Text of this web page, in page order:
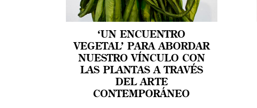
‘UN ENCUENTRO
VEGETAL’ PARA ABORDAR
NUESTRO VÍNCULO CON
LAS PLANTAS A TRAVÉS
DEL ARTE
CONTEMPORÁNEO